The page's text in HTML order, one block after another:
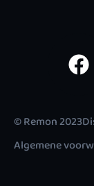
© Remon 2023
Algemene